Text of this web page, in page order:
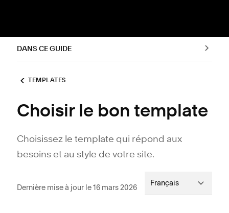
DANS CE GUIDE
TEMPLATES
Choisir le bon template
Choisissez le template qui répond aux
besoins et au style de votre site.
Dernière mise à jour le 16 mars 2026 Français